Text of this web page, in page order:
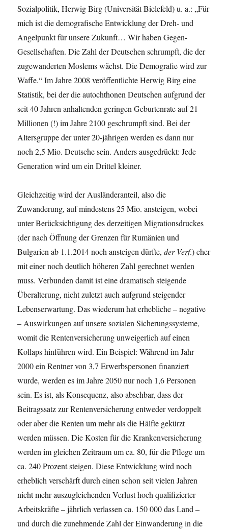
Sozialpolitik, Herwig Birg (Universität Bielefeld) u. a.: „Für
mich ist die demografische Entwicklung der Dreh- und
Angelpunkt für unsere Zukunft… Wir haben Gegen-
Gesellschaften. Die Zahl der Deutschen schrumpft, die der
zugewanderten Moslems wächst. Die Demografie wird zur
Waffe.“ Im Jahre 2008 veröffentlichte Herwig Birg eine
Statistik, bei der die autochthonen Deutschen aufgrund der
seit 40 Jahren anhaltenden geringen Geburtenrate auf 21
Millionen (!) im Jahre 2100 geschrumpft sind. Bei der
Altersgruppe der unter 20-jährigen werden es dann nur
noch 2,5 Mio. Deutsche sein. Anders ausgedrückt: Jede
Generation wird um ein Drittel kleiner.
Gleichzeitig wird der Ausländeranteil, also die
Zuwanderung, auf mindestens 25 Mio. ansteigen, wobei
unter Berücksichtigung des derzeitigen Migrationsdruckes
(der nach Öffnung der Grenzen für Rumänien und
Bulgarien ab 1.1.2014 noch ansteigen dürfte,der Verf.) eher
mit einer noch deutlich höheren Zahl gerechnet werden
muss. Verbunden damit ist eine dramatisch steigende
Überalterung, nicht zuletzt auch aufgrund steigender
Lebenserwartung. Das wiederum hat erhebliche – negative
– Auswirkungen auf unsere sozialen Sicherungssysteme,
womit die Rentenversicherung unweigerlich auf einen
Kollaps hinführen wird. Ein Beispiel: Während im Jahr
2000 ein Rentner von 3,7 Erwerbspersonen finanziert
wurde, werden es im Jahre 2050 nur noch 1,6 Personen
sein. Es ist, als Konsequenz, also absehbar, dass der
Beitragssatz zur Rentenversicherung entweder verdoppelt
oder aber die Renten um mehr als die Hälfte gekürzt
werden müssen. Die Kosten für die Krankenversicherung
werden im gleichen Zeitraum um ca. 80, für die Pflege um
ca. 240 Prozent steigen. Diese Entwicklung wird noch
erheblich verschärft durch einen schon seit vielen Jahren
nicht mehr auszugleichenden Verlust hoch qualifizierter
Arbeitskräfte – jährlich verlassen ca. 150 000 das Land –
und durch die zunehmende Zahl der Einwanderung in die